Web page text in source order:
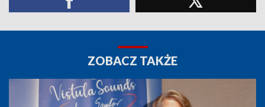
ZOBACZ TAKŻE